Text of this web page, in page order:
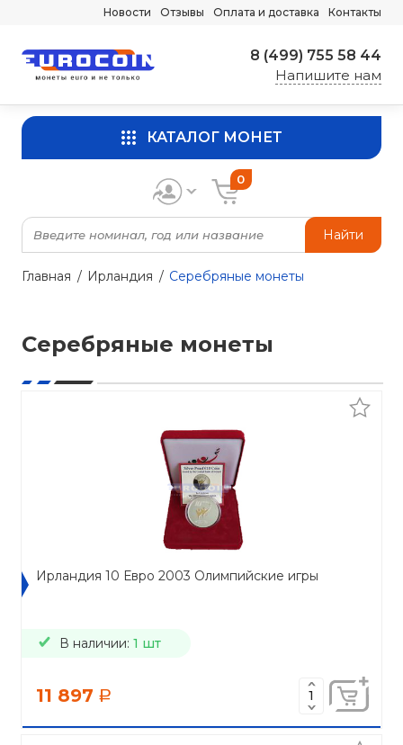
Новости Отзывы Оплата и доставка Контакты
8 (499) 755 58 44
Напишите нам
КАТАЛОГ МОНЕТ
Найти
0
Главная Ирландия Серебряные монеты
Серебряные монеты
Ирландия 10 Евро 2003 Олимпийские игры
В наличии: 1 шт
11 897 a